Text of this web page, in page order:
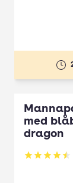
med
dragon
Betyg: 4.5